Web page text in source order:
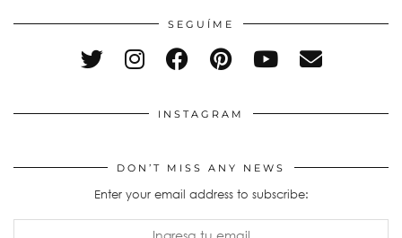
SEGUÍME
INSTAGRAM
DON’T MISS ANY NEWS
Enter your email address to subscribe: